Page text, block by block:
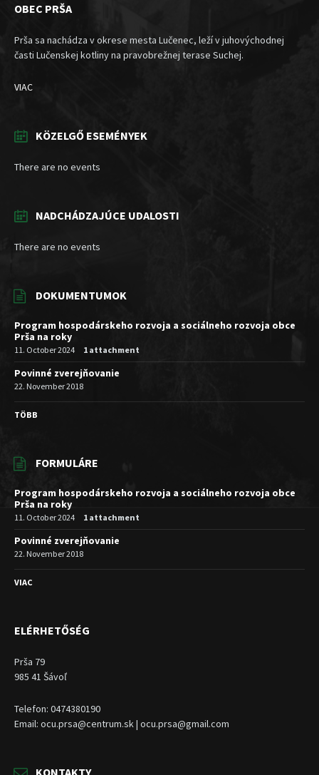
OBEC PRŠA
Prša sa nachádza v okrese mesta Lučenec, leží v juhovýchodnej
časti Lučenskej kotliny na pravobrežnej terase Suchej.
VIAC
KÖZELGŐ ESEMÉNYEK
There are no events
NADCHÁDZAJÚCE UDALOSTI
There are no events
DOKUMENTUMOK
Program hospodárskeho rozvoja a sociálneho rozvoja obce
Prša na roky
11. October 2024 1 attachment
Povinné zverejňovanie
22. November 2018
TÖBB
FORMULÁRE
Program hospodárskeho rozvoja a sociálneho rozvoja obce
Prša na roky
11. October 2024 1 attachment
Povinné zverejňovanie
22. November 2018
VIAC
ELÉRHETŐSÉG
Prša 79
985 41 Šávoľ
Telefon: 0474380190
Email: ocu.prsa@centrum.sk | ocu.prsa@gmail.com
KONTAKTY